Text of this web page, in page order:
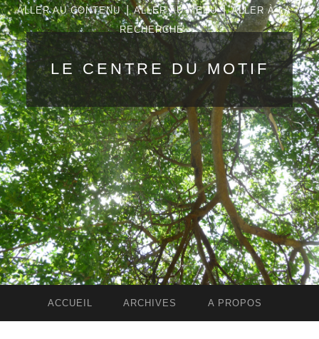
ALLER AU CONTENU | ALLER AU MENU | ALLER À LA
RECHERCHE
LE CENTRE DU MOTIF
ACCUEIL ARCHIVES A PROPOS